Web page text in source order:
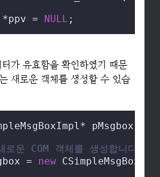
*ppv =
NULL ;
가 유효함을 확인하였기 때문
새로운 객체를 생성할 수 있습
pMsgbox;
운 COM 객체를 생성합니다.
= new